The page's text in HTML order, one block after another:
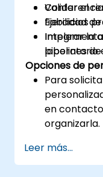
Validar el
fiabilidad de
Integrar la
pipelines
Ejercicios
laboratorio
Opciones de
Para
en
organizarla.
Leer más...